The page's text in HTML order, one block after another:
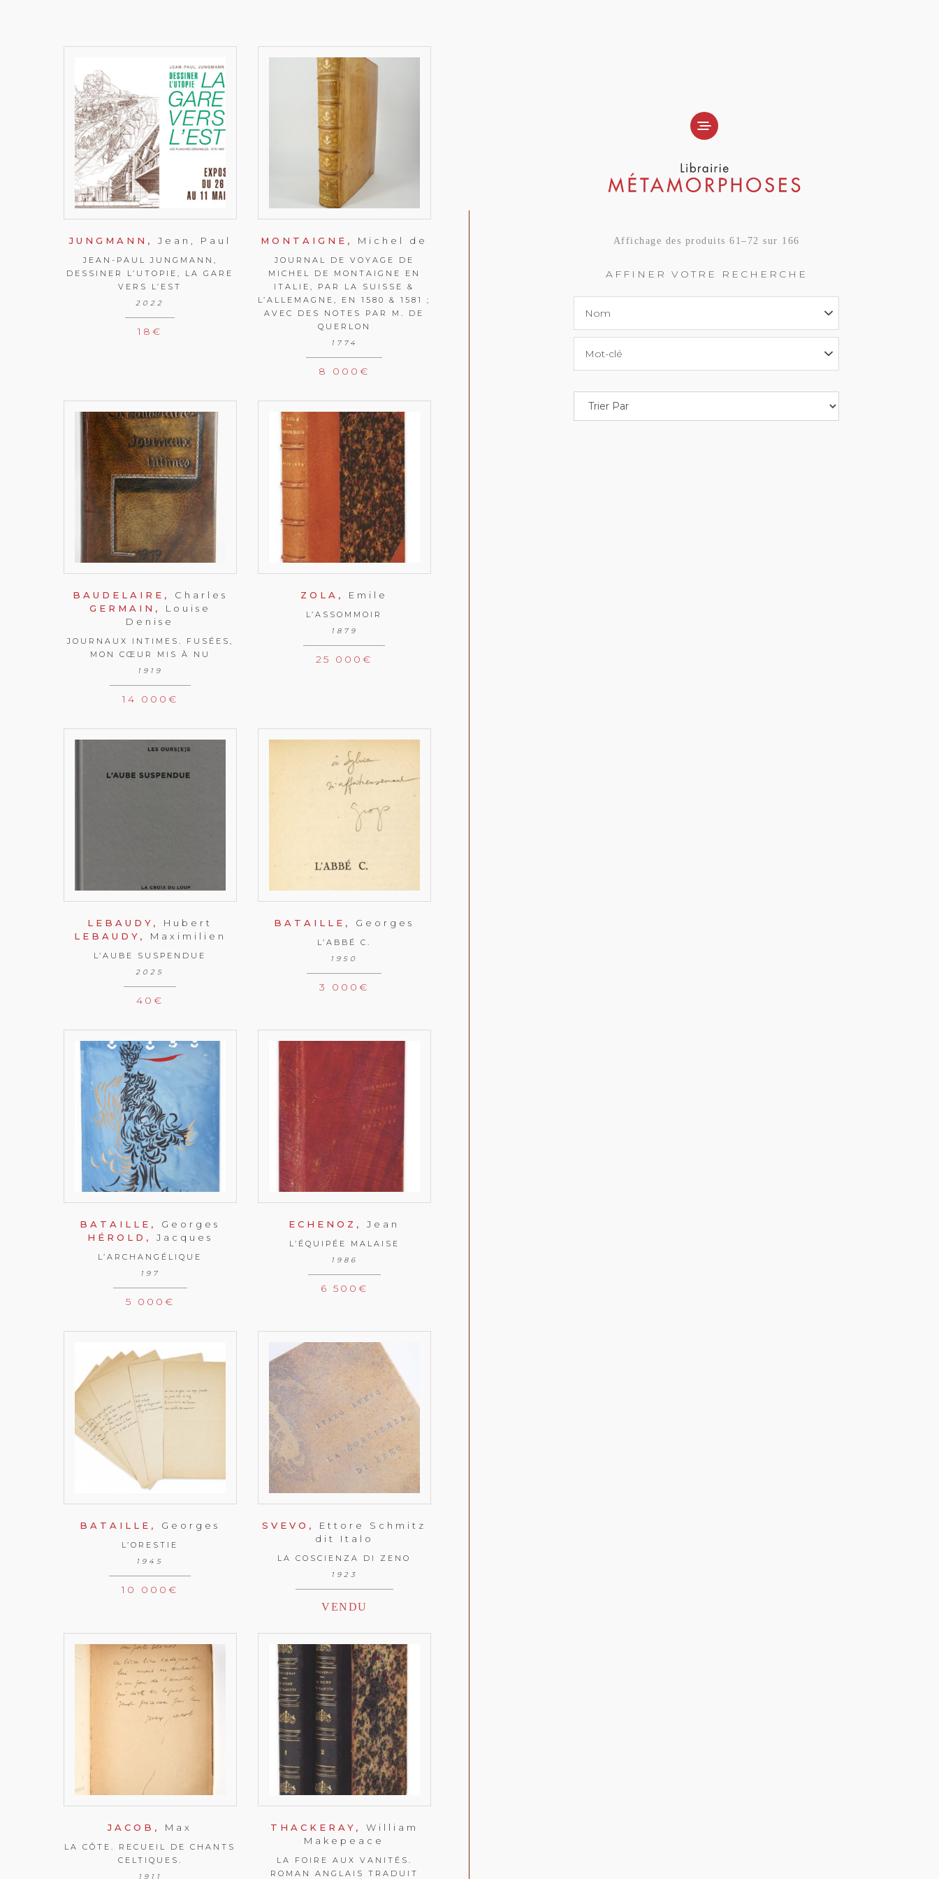
Affichage des produits 61–72 sur 166
AFFINER VOTRE RECHERCHE
Nom
Mot-clé
JUNGMANN, Jean, Paul
JEAN-PAUL JUNGMANN,
DESSINER L’UTOPIE, LA GARE
VERS L’EST
2022
18€
MONTAIGNE, Michel de
JOURNAL DE VOYAGE DE
MICHEL DE MONTAIGNE EN
ITALIE, PAR LA SUISSE &
L’ALLEMAGNE, EN 1580 & 1581 ;
AVEC DES NOTES PAR M. DE
QUERLON
1774
8 000€
BAUDELAIRE, Charles
GERMAIN, Louise
Denise
JOURNAUX INTIMES. FUSÉES,
MON CŒUR MIS À NU
1919
14 000 €
ZOLA, Emile
L’ASSOMMOIR
1879
25 000€
LEBAUDY, Hubert
LEBAUDY, Maximilien
L’AUBE SUSPENDUE
2025
40€
BATAILLE, Georges
L’ABBÉ C.
1950
3 000€
BATAILLE, Georges
HÉROLD, Jacques
L’ARCHANGÉLIQUE
197
5 000 €
ECHENOZ,Jean
L’ÉQUIPÉE MALAISE
1986
6 500 €
BATAILLE, Georges
L’ORESTIE
1945
10 000€
SVEVO, Ettore Schmitz
dit Italo
LA COSCIENZA DI ZENO
1923
VENDU
JACOB, Max
LA CÔTE. RECUEIL DE CHANTS
CELTIQUES.
1911
THACKERAY, William
Makepeace
LA FOIRE AUX VANITÉS.
ROMAN ANGLAIS TRADUIT